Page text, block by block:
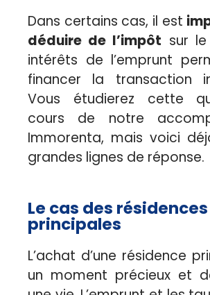
Dans certains cas, il est
déduire de l’impôt sur
intérêts de l’emprunt
financer la transaction
Vous étudierez cette
cours de notre
Immorenta, mais voici
grandes lignes de réponse.
Le cas des résidences
principales
L’achat d’une résidence
un moment précieux et